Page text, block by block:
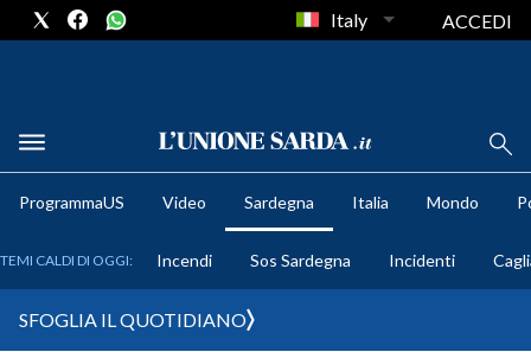
METEO
Italy ACCEDI
ProgrammaUS Video Sardegna Italia Mondo
TEMI CALDI DI OGGI: Incendi Sos Sardegna Incidenti
SFOGLIA IL QUOTIDIANO